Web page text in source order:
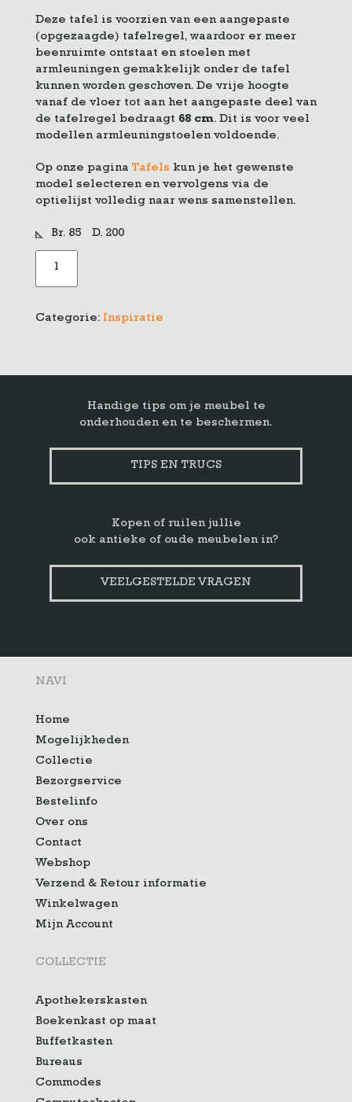
Deze tafel is voorzien van een aangepaste
(opgezaagde) tafelregel, waardoor er meer
beenruimte ontstaat en stoelen met
armleuningen gemakkelijk onder de tafel
kunnen worden geschoven. De vrije hoogte
vanaf de vloer tot aan het aangepaste deel van
de tafelregel bedraagt 68 cm. Dit is voor veel
modellen armleuningstoelen voldoende.
Op onze pagina Tafels kun je het gewenste
model selecteren en vervolgens via de
optielijst volledig naar wens samenstellen.
Br. 85
D. 200
aangepaste
aantal
Categorie: Inspiratie
Handige tips om je meubel te
onderhouden en te beschermen.
TIPS EN TRUCS
Kopen of ruilen jullie
ook antieke of oude meubelen in?
VEELGESTELDE VRAGEN
NAVI
Home
Mogelijkheden
Collectie
Bezorgservice
Bestelinfo
Over ons
Contact
Webshop
Verzend & Retour informatie
Winkelwagen
Mijn Account
COLLECTIE
Apothekerskasten
Boekenkast op maat
Buffetkasten
Bureaus
Commodes